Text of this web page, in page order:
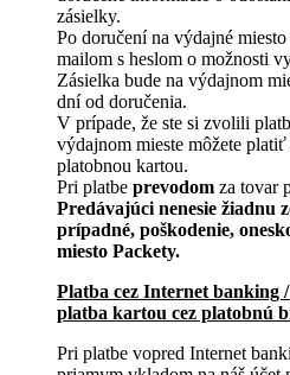
zásielky.
Po doručení na výdajné
mailom s heslom o možnosti
Zásielka bude na výdajnom
dní od doručenia.
V prípade, že ste si zvolili
výdajnom mieste môžete
platobnou kartou.
Pri platbe prevodom za tovar
Predávajúci nenesie žiadnu
prípadné, poškodenie,
miesto Packety.
Platba cez Internet banking
platba kartou cez platobnú
Pri platbe vopred Internet